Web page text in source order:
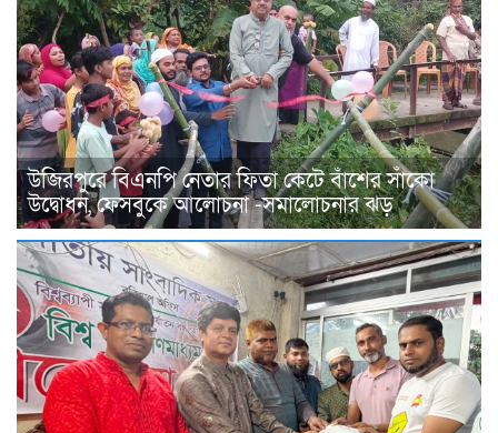
উজিরপুরে বিএনপি নেতার ফিতা কেটে বাঁশের সাঁকো
উদ্বোধন, ফেসবুকে আলোচনা -সমালোচনার ঝড়